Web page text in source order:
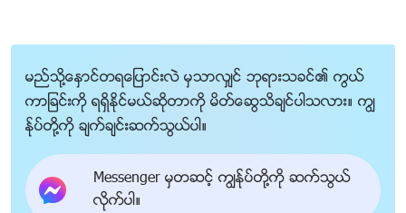
မည္သို႔ေႏွာင္တရေျပာင္းလဲ မွသာလွ်င္ ဘုရားသခင္၏ ကြယ္
ကာျခင္းကို ရရွိႏိုင္မယ္ဆိုတာကို မိတ္ေဆြသိခ်င္ပါသလား။ ကြၽ
န္ုပ္တို႔ကို ခ်က္ခ်င္းဆက္သြယ္ပါ။
Messenger မွတဆင့္ ကြၽန္ုပ္တို႔ကို ဆက္သြယ္
လိုက္ပါ။